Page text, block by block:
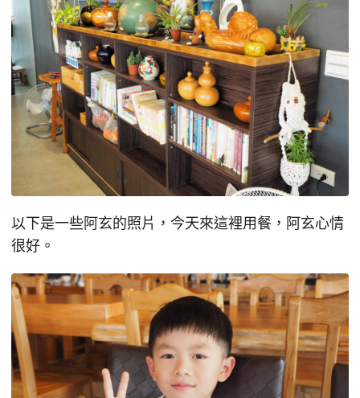
以下是一些阿玄的照片，今天來這裡用餐，阿玄心情
很好。